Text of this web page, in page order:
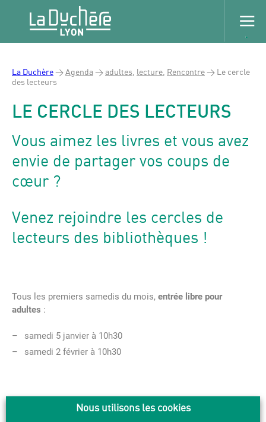
La Duchère>Agenda >adultes lecture Rencontre> Le cercle
des lecteurs
LE CERCLE DES LECTEURS
Vous aimez les livres et vous avez
envie de partager vos coups de
cœur ?
Venez rejoindre les cercles de
lecteurs des bibliothèques !
Tous les premiers samedis du mois, entrée libre pour
adultes :
samedi 5 janvier à 10h30
samedi 2 février à 10h30
PARTAGER IMPRIMER
Nous utilisons les cookies